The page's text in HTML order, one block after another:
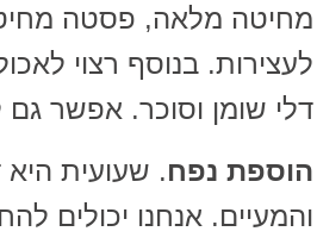
מחיטה מלאה, פסטה
לעצירות. בנוסף רצוי
דלי שומן וסוכר. אפשר גם
הוספת נפח. שעועית
והמעיים. אנחנו יכולים